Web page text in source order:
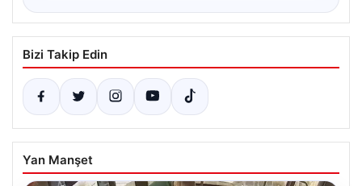
Bizi Takip Edin
Yan Manşet